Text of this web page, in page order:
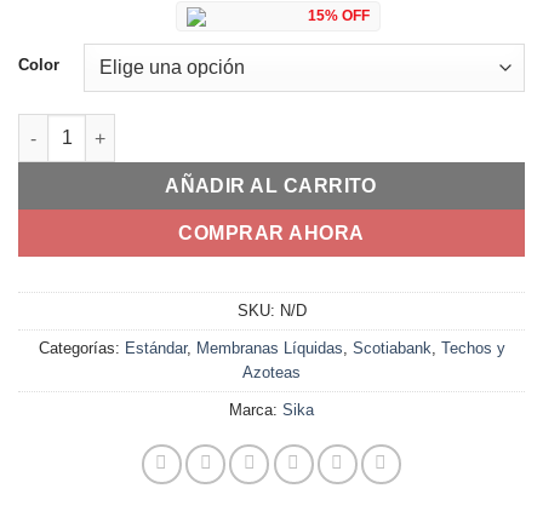
original
era:
$ 2.905,00.
es:
$
15% OFF
Color
Sikacryl Impermeabilizante Acrílico 20 Kgs cantidad
AÑADIR AL CARRITO
COMPRAR AHORA
SKU: N/D
Categorías: Estándar, Membranas Líquidas, Scotiabank, Techos y
Azoteas
Marca: Sika